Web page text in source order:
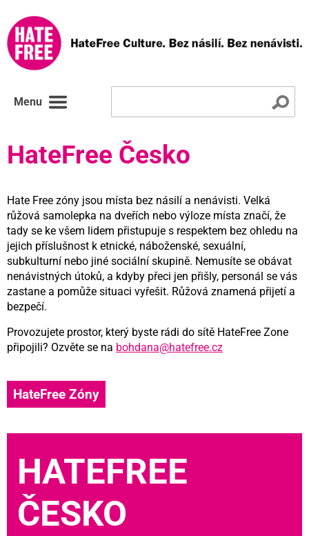
Menu
HateFree Česko
Hate Free zóny jsou místa bez násilí a nenávisti. Velká
růžová samolepka na dveřích nebo výloze místa značí, že
tady se ke všem lidem přistupuje s respektem bez ohledu na
jejich příslušnost k etnické, náboženské, sexuální,
subkulturní nebo jiné sociální skupině. Nemusíte se obávat
nenávistných útoků, a kdyby přeci jen přišly, personál se vás
zastane a pomůže situaci vyřešit. Růžová znamená přijetí a
bezpečí.
Provozujete prostor, který byste rádi do sítě HateFree Zone
připojili? Ozvěte se na bohdana@hatefree.cz
HateFree Zóny
HATEFREE
ČESKO